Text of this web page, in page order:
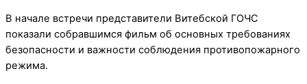
В начале встречи представители Витебской ГОЧС
показали собравшимся фильм об основных требованиях
безопасности и важности соблюдения противопожарного
режима.